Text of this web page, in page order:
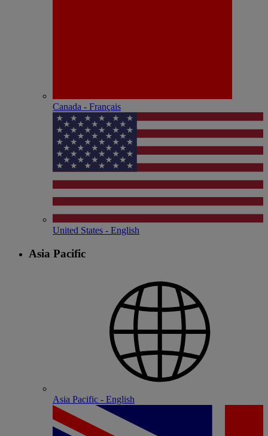
Canada - Français
United States - English
Asia Pacific
Asia Pacific - English